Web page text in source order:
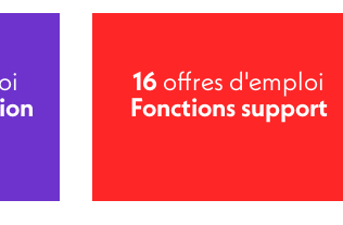
16 offres d'emploi
Fonctions support